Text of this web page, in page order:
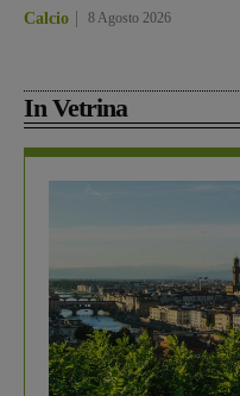
Calcio 8 Agosto 2026
In Vetrina